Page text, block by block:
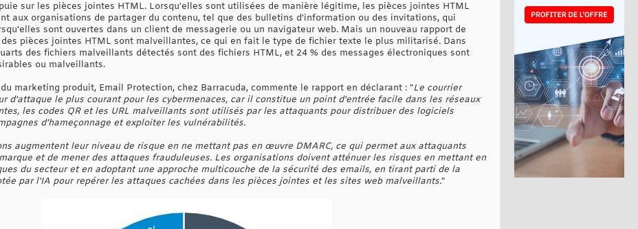
sur les pièces jointes HTML. Lorsqu'elles sont utilisées de manière légitime, les pièces jointes HTML
aux organisations de partager du contenu, tel que des bulletins d'information ou des invitations, qui
sont ouvertes dans un client de messagerie ou un navigateur web. Mais un nouveau rapport de
pièces jointes HTML sont malveillantes, ce qui en fait le type de fichier texte le plus militarisé. Dans
des fichiers malveillants détectés sont des fichiers HTML, et 24 % des messages électroniques sont
ou malveillants.
marketing produit, Email Protection, chez Barracuda, commente le rapport en déclarant : "Le courrier
d'attaque le plus courant pour les cybermenaces, car il constitue un point d'entrée facile dans les réseaux
les codes QR et les URL malveillants sont utilisés par les attaquants pour distribuer des logiciels
d'hameçonnage et exploiter les vulnérabilités.
augmentent leur niveau de risque en ne mettant pas en œuvre DMARC, ce qui permet aux attaquants
et de mener des attaques frauduleuses. Les organisations doivent atténuer les risques en mettant en
du secteur et en adoptant une approche multicouche de la sécurité des emails, en tirant parti de la
par l'IA pour repérer les attaques cachées dans les pièces jointes et les sites web malveillants."